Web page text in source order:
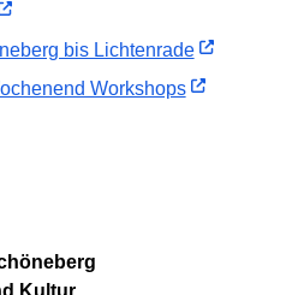
bis Lichtenrade
Workshops
Kultur